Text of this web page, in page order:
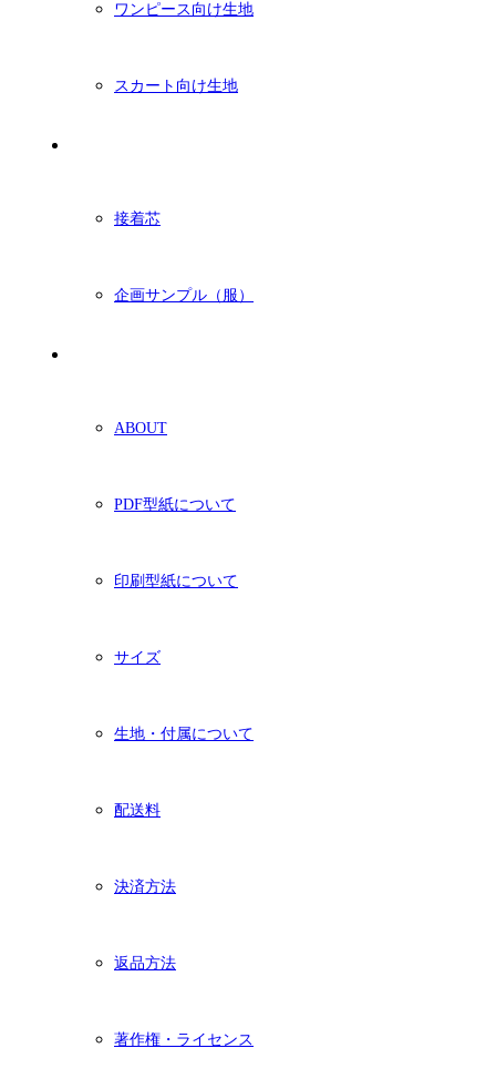
ワンピース向け生地
スカート向け生地
接着芯
企画サンプル（服）
ABOUT
PDF型紙について
印刷型紙について
サイズ
生地・付属について
配送料
決済方法
返品方法
著作権・ライセンス